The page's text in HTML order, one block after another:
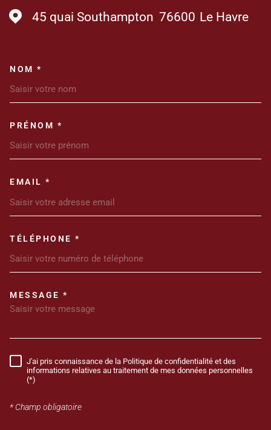
45 quai Southampton 76600 Le Havre
NOM *
PRÉNOM *
EMAIL *
TÉLÉPHONE *
TRAD_MELTEM_VOREDEMANDE
MESSAGE *
RÈGLEMENTATION
J'ai pris connaissance de la Politique de confidentialité et des
informations relatives au traitement de mes données personnelles
(*)
* Champ obligatoire